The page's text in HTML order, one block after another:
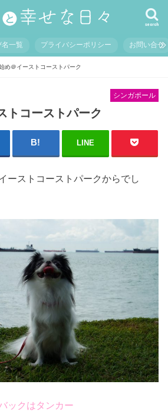
search
名一覧 プライバシーポリシー お問い合せ
め＠イーストコーストパーク
シンガポール
トコーストパーク
LINE
ーストコーストパークからでし
ックはタンカー